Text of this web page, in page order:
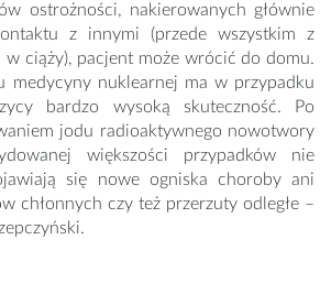
ostrożności, nakierowanych głównie
z innymi (przede wszystkim z
w ciąży), pacjent może wrócić do domu.
medycyny nuklearnej ma w przypadku
bardzo wysoką skuteczność. Po
jodu radioaktywnego nowotwory
większości przypadków nie
się nowe ogniska choroby ani
chłonnych czy też przerzuty odległe –